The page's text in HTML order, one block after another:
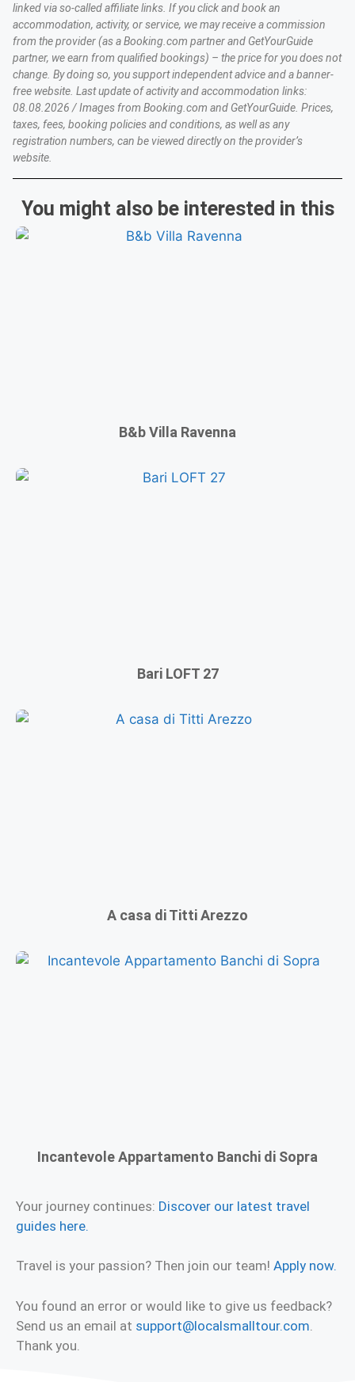
linked via so-called affiliate links. If you click and book an
accommodation, activity, or service, we may receive a commission
from the provider (as a Booking.com partner and GetYourGuide
partner, we earn from qualified bookings) – the price for you does not
change. By doing so, you support independent advice and a banner-
free website. Last update of activity and accommodation links:
08.08.2026 / Images from Booking.com and GetYourGuide. Prices,
taxes, fees, booking policies and conditions, as well as any
registration numbers, can be viewed directly on the provider’s
website.
You might also be interested in this
B&b Villa Ravenna
Bari LOFT 27
A casa di Titti Arezzo
Incantevole Appartamento Banchi di Sopra
Your journey continues: Discover our latest travel
guides here.
Travel is your passion? Then join our team! Apply now.
You found an error or would like to give us feedback?
Send us an email at support@localsmalltour.com
Thank you.